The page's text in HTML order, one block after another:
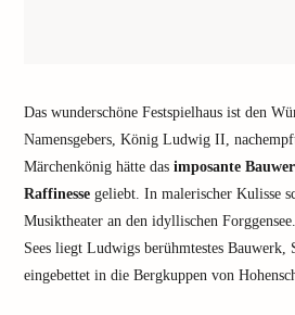
Das wunderschöne Festspielhaus ist den
Namensgebers, König Ludwig II,
Märchenkönig hätte das imposante
Raffinesse geliebt. In malerischer Kulisse
Musiktheater an den idyllischen
Sees liegt Ludwigs berühmtestes Bauwerk,
eingebettet in die Bergkuppen von